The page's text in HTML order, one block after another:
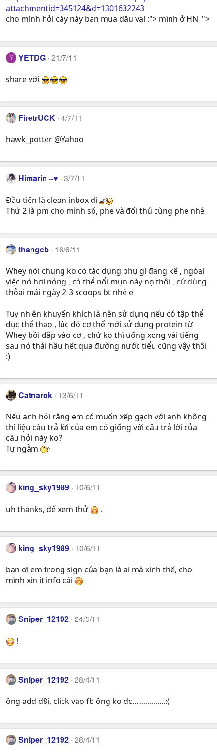
attachmentid=345124&d=1301632243
cho mình hỏi cây này bạn mua đâu vại :"> mình ở HN :">
Y YETDG 21/7/11
share với
FiretrUCK 4/7/11
hawk_potter @Yahoo
Himarin ~♥ 3/7/11
Đầu tiên là clean inbox đi
Thứ 2 là pm cho mình số, phe và đối thủ cùng phe nhé
thangcb 16/6/11
Whey nói chung ko có tác dụng phụ gì đáng kể , ngòai
việc nó hơi nóng , có thể nổi mụn này nọ thôi , cứ dùng
thỏai mái ngày 2-3 scoops bt nhé e
Tuy nhiên khuyến khích là nên sử dụng nếu có tập thể
dục thể thao , lúc đó cơ thể mới sử dụng protein từ
Whey bồi đắp vào cơ , chứ ko thì uống xong vài tiếng
sau nó thải hầu hết qua đường nước tiểu cũng vậy thôi
:)
Catnarok 13/6/11
Nếu anh hỏi rằng em có muốn xếp gạch với anh không
thì liệu câu trả lời của em có giống với câu trả lời của
câu hỏi này ko?
Tự ngẫm
king_sky1989 10/6/11
uh thanks, để xem thử .
king_sky1989 10/6/11
bạn ơi em trong sign của bạn là ai mà xinh thế, cho
mình xin ít info cái
Sniper_12192 24/5/11
!
Sniper_12192 28/4/11
ông add d8i, click vào fb ông ko dc.................:(
Sniper_12192 28/4/11